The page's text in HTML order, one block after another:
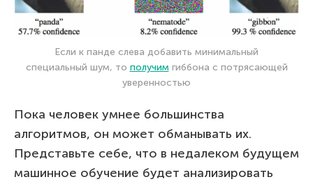
Если к панде слева добавить минимальный
специальный шум, то получим гиббона с потрясающей
уверенностью
Пока человек умнее большинства
алгоритмов, он может обманывать их.
Представьте себе, что в недалеком будущем
машинное обучение будет анализировать